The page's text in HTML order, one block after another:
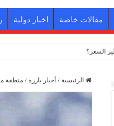
مقالات خاصة اخبار دولية
الرئيسية / أخبار بارزة / منطقة